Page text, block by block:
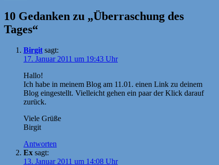
10 Gedanken zu „Überraschung des
Tages“
Birgit sagt:
17. Januar 2011 um 19:43 Uhr
Hallo!
Ich habe in meinem Blog am 11.01. einen Link zu deinem
Blog eingestellt. Vielleicht gehen ein paar der Klick darauf
zurück.
Viele Grüße
Birgit
Antworten
Ex sagt:
13. Januar 2011 um 14:08 Uhr